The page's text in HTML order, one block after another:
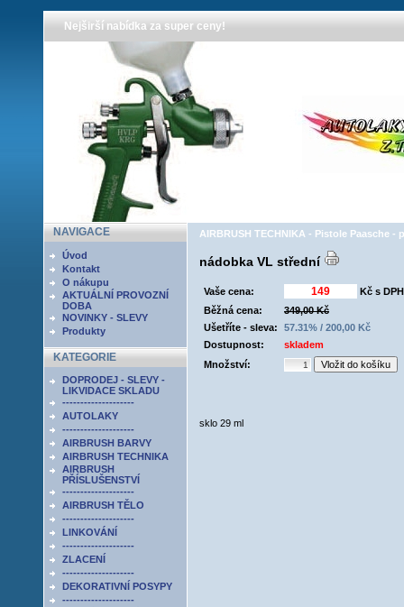
Nejširší nabídka za super ceny!
NAVIGACE
Úvod
Kontakt
O nákupu
AKTUÁLNÍ PROVOZNÍ
DOBA
NOVINKY - SLEVY
Produkty
KATEGORIE
DOPRODEJ - SLEVY -
LIKVIDACE SKLADU
--------------------
AUTOLAKY
--------------------
AIRBRUSH BARVY
AIRBRUSH TECHNIKA
AIRBRUSH
PŘÍSLUŠENSTVÍ
--------------------
AIRBRUSH TĚLO
--------------------
LINKOVÁNÍ
--------------------
ZLACENÍ
--------------------
DEKORATIVNÍ POSYPY
--------------------
AIRBRUSH TECHNIKA - Pistole Paasche -
nádobka VL střední
Vaše cena:
Kč s DPH
Běžná cena:
349,00 Kč
Ušetříte - sleva:
57.31% / 200,00 Kč
Dostupnost:
skladem
Množství:
sklo 29 ml